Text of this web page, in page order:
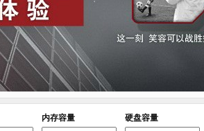
内存容量 硬盘容量